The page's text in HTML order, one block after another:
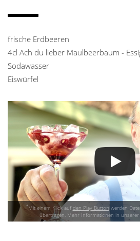
frische Erdbeeren
4cl Ach du lieber Maulbeerbaum -
Sodawasser
Eiswürfel
*Mit einem Klick aufden Play Button werden
übertragen. Mehr Informationen in unserer